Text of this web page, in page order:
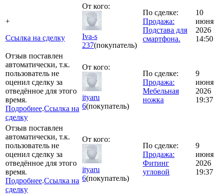
+
Ссылка на сделку
От кого:
Iva-s
237(покупатель)
По сделке:
Продажа:
Подстава для
смартфона.
10
июня
2026
14:50
Отзыв поставлен
автоматически, т.к.
пользователь не
оценил сделку за
отведённое для этого
время.
Подробнее.Ссылка на
сделку
От кого:
ityaru
6(покупатель)
По сделке:
Продажа:
Мебельная
ножка
9
июня
2026
19:37
Отзыв поставлен
автоматически, т.к.
пользователь не
оценил сделку за
отведённое для этого
время.
Подробнее.Ссылка на
сделку
От кого:
ityaru
6(покупатель)
По сделке:
Продажа:
Фитинг
угловой
9
июня
2026
19:37